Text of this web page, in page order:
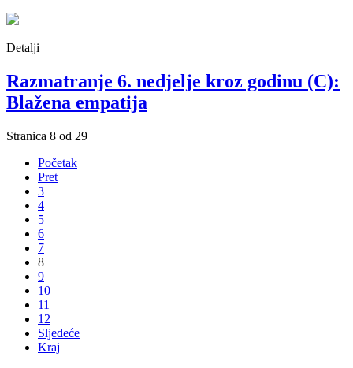
Detalji
Razmatranje 6. nedjelje kroz godinu (C):
Blažena empatija
Stranica 8 od 29
Početak
Pret
3
4
5
6
7
8
9
10
11
12
Sljedeće
Kraj